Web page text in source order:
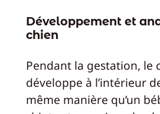
Développement et
chien
Pendant la gestation, le
développe à l’intérieur
même manière qu’un